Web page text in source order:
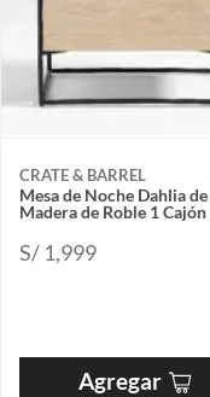
CRATE & BARREL
Mesa de Noche Dahlia de
Madera de Roble 1 Cajón
S/ 1,999
Agregar